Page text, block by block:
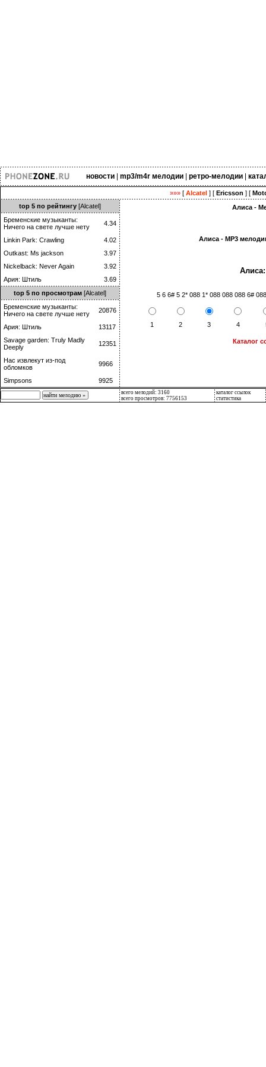
новости| mp3/m4r мелодии| ретро-мелодии|
»»»[ Alcatel] [ Ericsson ] [
top 5 по рейтингу [Alcatel]
Бременские музыканты:
Ничего на свете лучше нету
4.34
Linkin Park: Crawling
4.02
Outkast: Ms jackson
3.97
Nickelback: Never Again
3.92
Ария: Штиль
3.69
top 5 по просмотрам [Alcatel]
Бременские музыканты:
Ничего на свете лучше нету
20876
Ария: Штиль
13117
Savage garden: Truly Madly
Deeply
12351
Нас извлекут из-под
обломков
9966
Simpsons 9925
Алиса -
Алиса - MP3
5 6 6# 5 2* 088 1* 088 088 088 6#
1 2 3 4
Каталог
всего мелодий: 3160
всего просмотров: 7756153
каталог ссылок
статистика